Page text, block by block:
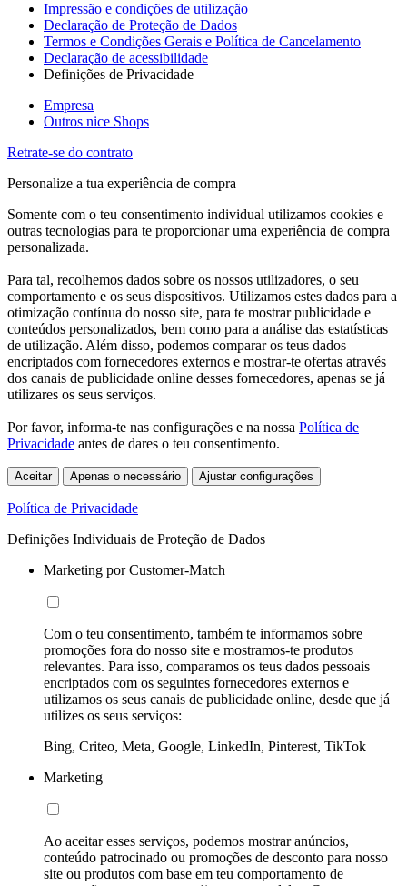
Impressão e condições de utilização
Declaração de Proteção de Dados
Termos e Condições Gerais e Política de Cancelamento
Declaração de acessibilidade
Definições de Privacidade
Empresa
Outros nice Shops
Retrate-se do contrato
Personalize a tua experiência de compra
Somente com o teu consentimento individual utilizamos cookies e
outras tecnologias para te proporcionar uma experiência de compra
personalizada.
Para tal, recolhemos dados sobre os nossos utilizadores, o seu
comportamento e os seus dispositivos. Utilizamos estes dados para a
otimização contínua do nosso site, para te mostrar publicidade e
conteúdos personalizados, bem como para a análise das estatísticas
de utilização. Além disso, podemos comparar os teus dados
encriptados com fornecedores externos e mostrar-te ofertas através
dos canais de publicidade online desses fornecedores, apenas se já
utilizares os seus serviços.
Por favor, informa-te nas configurações e na nossa Política de
Privacidade antes de dares o teu consentimento.
Aceitar Apenas o necessário Ajustar configurações
Política de Privacidade
Definições Individuais de Proteção de Dados
Marketing por Customer-Match
Com o teu consentimento, também te informamos sobre
promoções fora do nosso site e mostramos-te produtos
relevantes. Para isso, comparamos os teus dados pessoais
encriptados com os seguintes fornecedores externos e
utilizamos os seus canais de publicidade online, desde que já
utilizes os seus serviços:
Bing, Criteo, Meta, Google, LinkedIn, Pinterest, TikTok
Marketing
Ao aceitar esses serviços, podemos mostrar anúncios,
conteúdo patrocinado ou promoções de desconto para nosso
site ou produtos com base em teu comportamento de